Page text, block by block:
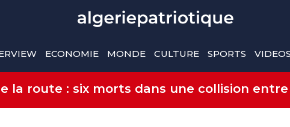
ECONOMIE MONDE CULTURE SPORTS VIDEOS
la route : six morts dans une collision